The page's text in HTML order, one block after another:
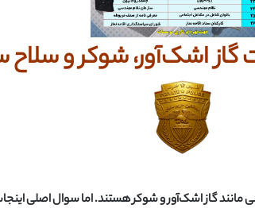
اشک‌آور، شوکر و
مانند گاز اشک‌آور و شوکر هستند. اما سوال اصلی